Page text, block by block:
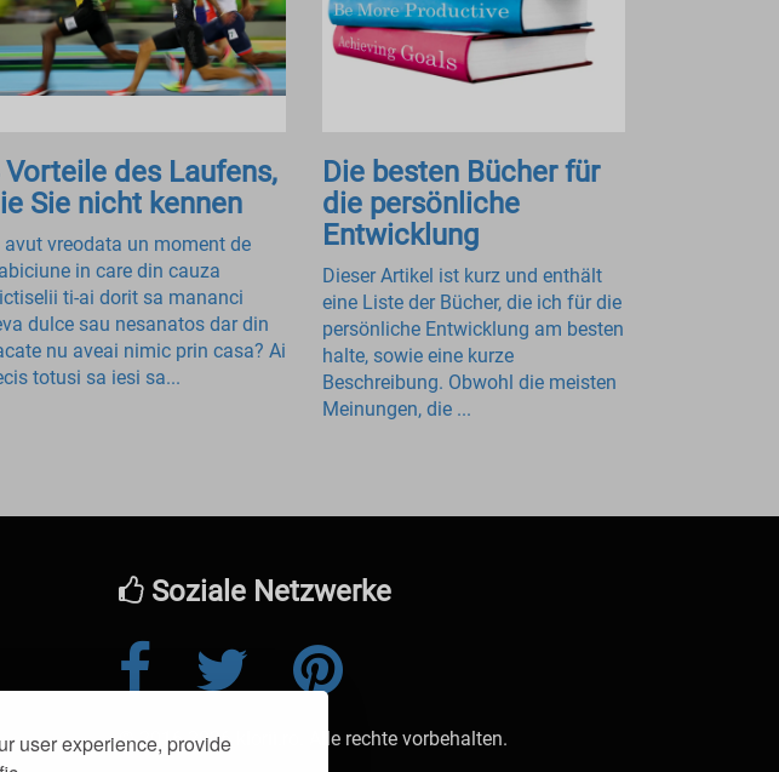
user experience, provide
Vorteile des Laufens,
Sie nicht kennen
avut vreodata un moment de
in care din cauza
ti-ai dorit sa mananci
dulce sau nesanatos dar din
nu aveai nimic prin casa? Ai
totusi sa iesi sa...
Die besten Bücher für
die persönliche
Entwicklung
Dieser Artikel ist kurz und enthält
eine Liste der Bücher, die ich für die
persönliche Entwicklung am besten
halte, sowie eine kurze
Beschreibung. Obwohl die meisten
Meinungen, die ...
Soziale Netzwerke
© 2016-2026 klorii.ro. Alle rechte vorbehalten.